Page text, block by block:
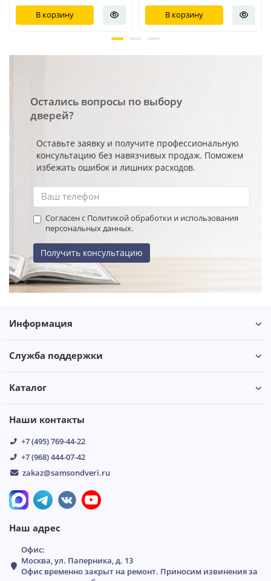
В корзину В корзину
Остались вопросы по выбору
дверей?
Оставьте заявку и получите профессиональную
консультацию без навязчивых продаж. Поможем
избежать ошибок и лишних расходов.
Согласен с Политикой обработки и использования
персональных данных.
Получить консультацию
Информация
Служба поддержки
Каталог
Наши контакты
+7 (495) 769-44-22
+7 (968) 444-07-42
zakaz@samsondveri.ru
Наш адрес
Офис:
Москва, ул. Паперника, д. 13
Офис временно закрыт на ремонт. Приносим извинения за